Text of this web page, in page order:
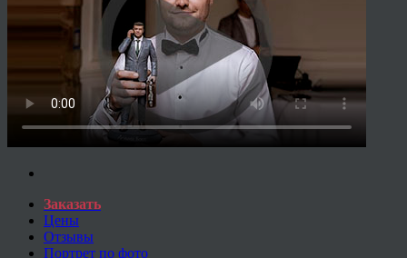
Заказать
Цены
Отзывы
Портрет по фото